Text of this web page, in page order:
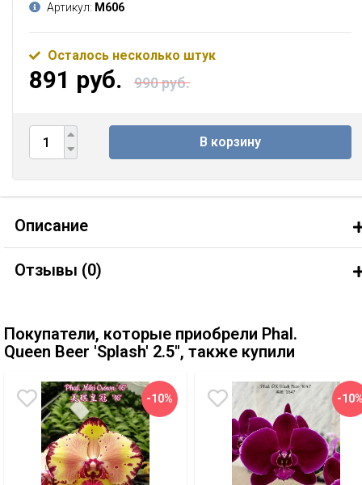
Артикул: М606
Осталось несколько штук
891 руб. 990 руб.
В корзину
Описание
Отзывы (0)
Покупатели, которые приобрели Phal.
Queen Beer 'Splash' 2.5'', также купили
-10% -